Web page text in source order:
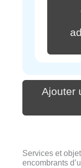
Ajouter
Services et
encombrants